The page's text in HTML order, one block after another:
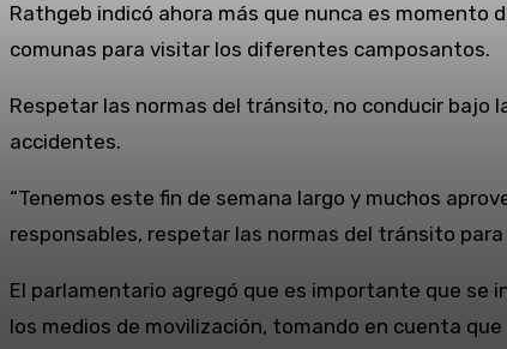
Rathgeb indicó ahora más que nunca es
comunas para visitar los diferentes camposantos.
Respetar las normas del tránsito, no conducir bajo
accidentes.
“Tenemos este fin de semana largo y muchos
responsables, respetar las normas del tránsito
El parlamentario agregó que es importante que se
los medios de movilización, tomando en cuenta